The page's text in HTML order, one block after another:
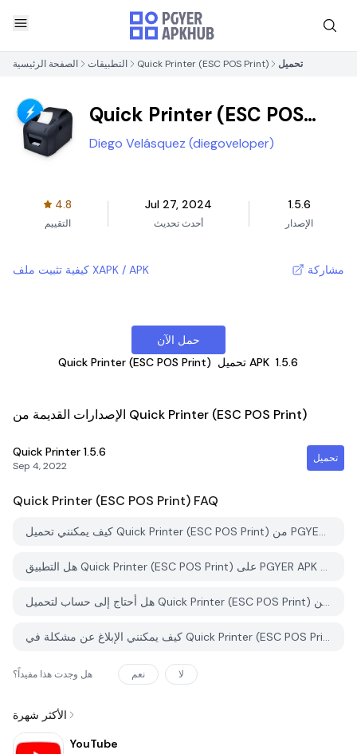
الصفحة الرئيسية التطبيقات Quick Printer (ESC POS Print) تحميل
Quick Printer (ESC POS
Print)
Diego Velásquez (diegoveloper)
4.8
التقييم
Jul 27, 2024
أحدث تحديث
1.5.6
الإصدار
كيفية تثبيت ملف XAPK / APK مشاركة
حمل الآن
Quick Printer (ESC POS Print)
تحميل APK 1.5.6
الإصدارات القديمة من Quick Printer (ESC POS Print)
Quick Printer 1.5.6
Sep 4, 2022
تحميل
Quick Printer (ESC POS Print) FAQ
كيف يمكنني تحميل Quick Printer (ESC POS Print) من PGYER APK HUB؟
هل التطبيق Quick Printer (ESC POS Print) على PGYER APK HUB مجاني للتحميل؟
هل أحتاج إلى حساب لتحميل Quick Printer (ESC POS Print) من PGYER APK HUB؟
كيف يمكنني الإبلاغ عن مشكلة في Quick Printer (ESC POS Print) على PGYER APK HUB؟
هل وجدت هذا مفيداً؟ نعم لا
الأكثر شهرة
YouTube